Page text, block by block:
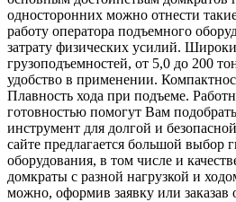
односторонних можно отнести
работу оператора подъемного
затрату физических усилий.
грузоподъемностей, от 5,0 до 200
удобство в применении.
Плавность хода при подъеме.
готовностью помогут Вам
инструмент для долгой и
сайте предлагается большой выбор
оборудования, в том числе и
домкраты с разной нагрузкой и
можно, оформив заявку или заказав